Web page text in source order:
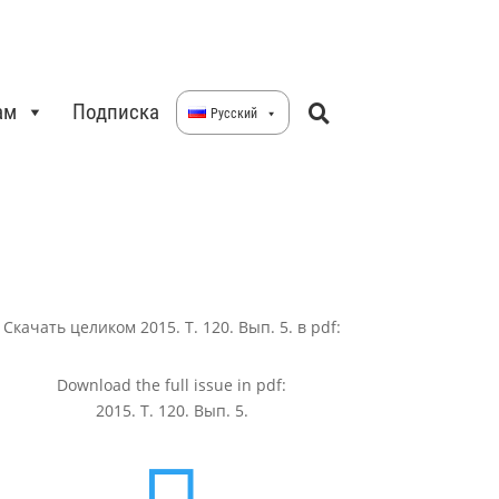
Подписка Русский
Скачать целиком 2015. Т. 120. Вып. 5. в pdf:
Download the full issue in pdf:
2015. Т. 120. Вып. 5.